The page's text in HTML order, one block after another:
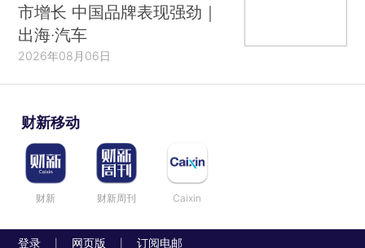
市增长 中国品牌表现强劲｜
出海·汽车
2026年08月06日
财新移动
财新 财新周刊 Caixin
登录 网页版 订阅电邮